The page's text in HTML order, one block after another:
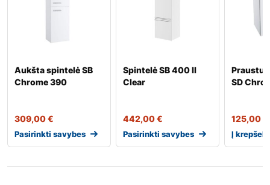
Aukšta spintelė SB
Chrome 390
309,00€
Pasirinkti savybes
Spintelė SB 400 II
Clear
442,00€
Pasirinkti savybes
SD
125,00
Į krepšelį